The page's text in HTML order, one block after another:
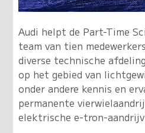
Audi helpt de Part-Time
team van tien
diverse technische
op het gebied van
onder andere kennis en
permanente
elektrische e-tron-